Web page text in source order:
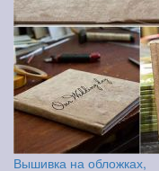
Вышивка на обложках,